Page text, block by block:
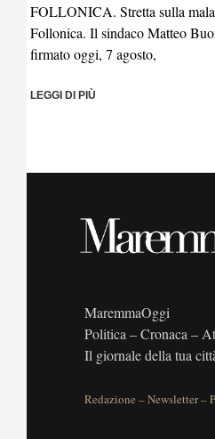
FOLLONICA. Stretta sulla
Follonica. Il sindaco Matteo
firmato oggi, 7 agosto,
LEGGI DI PIÙ
MaremmaOggi
Politica – Cronaca –
Il giornale della tua
Redazione –Newsletter–